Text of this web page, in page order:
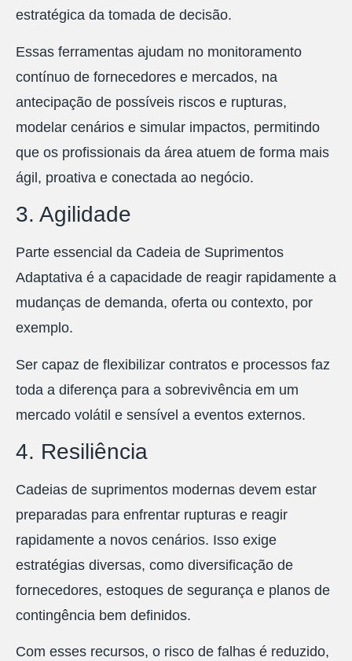
estratégica da tomada de decisão.
Essas ferramentas ajudam no monitoramento
contínuo de fornecedores e mercados, na
antecipação de possíveis riscos e rupturas,
modelar cenários e simular impactos, permitindo
que os profissionais da área atuem de forma mais
ágil, proativa e conectada ao negócio.
3. Agilidade
Parte essencial da Cadeia de Suprimentos
Adaptativa é a capacidade de reagir rapidamente a
mudanças de demanda, oferta ou contexto, por
exemplo.
Ser capaz de flexibilizar contratos e processos faz
toda a diferença para a sobrevivência em um
mercado volátil e sensível a eventos externos.
4. Resiliência
Cadeias de suprimentos modernas devem estar
preparadas para enfrentar rupturas e reagir
rapidamente a novos cenários. Isso exige
estratégias diversas, como diversificação de
fornecedores, estoques de segurança e planos de
contingência bem definidos.
Com esses recursos, o risco de falhas é reduzido,